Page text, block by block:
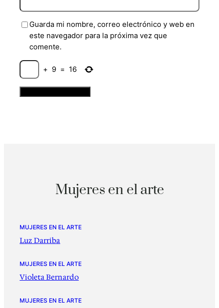
Guarda mi nombre, correo electrónico y web en
este navegador para la próxima vez que
comente.
+ 9 = 16
Mujeres en el arte
MUJERES EN EL ARTE
Luz Darriba
MUJERES EN EL ARTE
Violeta Bernardo
MUJERES EN EL ARTE